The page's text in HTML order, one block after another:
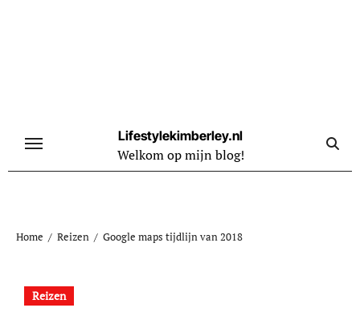
Lifestylekimberley.nl
Welkom op mijn blog!
Home Reizen Google maps tijdlijn van 2018
Reizen